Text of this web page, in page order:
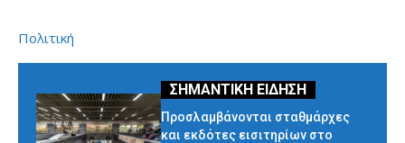
Πολιτική
Προσλαμβάνονται σταθμάρχες
και εκδότες εισιτηρίων στο